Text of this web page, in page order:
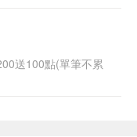
送100點(單筆不累